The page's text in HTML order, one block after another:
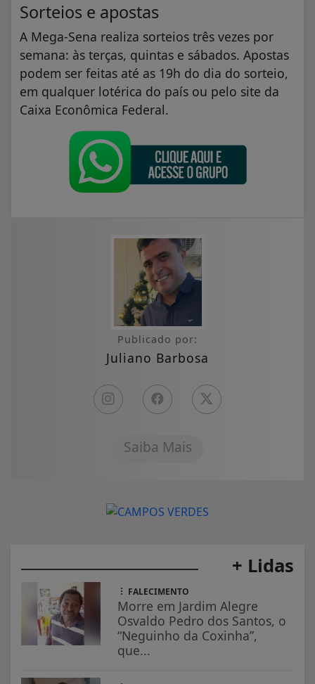
Sorteios e apostas
A Mega-Sena realiza sorteios três vezes por
semana: às terças, quintas e sábados. Apostas
podem ser feitas até as 19h do dia do sorteio,
em qualquer lotérica do país ou pelo site da
Caixa Econômica Federal.
Publicado por:
Juliano Barbosa
Saiba Mais
+ Lidas
FALECIMENTO
Morre em Jardim Alegre
Osvaldo Pedro dos Santos, o
“Neguinho da Coxinha”,
que...